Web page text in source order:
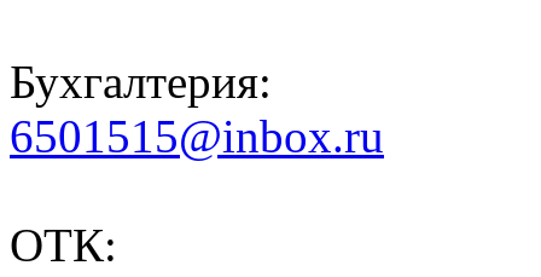
Бухгалтерия:
6501515@inbox.ru
ОТК: